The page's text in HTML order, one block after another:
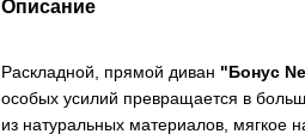
Описание
Раскладной, прямой диван "Бонус
особых усилий превращается в
из натуральных материалов, мягкое